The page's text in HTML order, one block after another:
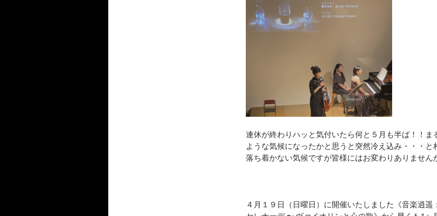
連休が終わりハッと気付いたら何と５月も半ば！！ま
ような気候になったかと思うと突然冷え込み・・・と
落ち着かない気候ですが皆様にはお変わりありません
４月１９日（日曜日）に開催いたしました《音楽逍遥